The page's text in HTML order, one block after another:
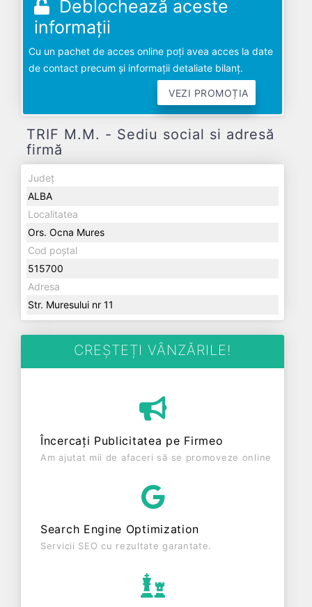
Deblochează aceste
informații
Cu un pachet de acces online poți avea acces la date
de contact precum și informații detaliate bilanț.
VEZI PROMOȚIA
TRIF M.M. - Sediu social si adresă
firmă
Județ
ALBA
Localitatea
Ors. Ocna Mures
Cod poștal
515700
Adresa
Str. Muresului nr 11
CREȘTEȚI VÂNZĂRILE!
Încercați Publicitatea pe Firmeo
Am ajutat mii de afaceri să se promoveze online
Search Engine Optimization
Servicii SEO cu rezultate garantate.